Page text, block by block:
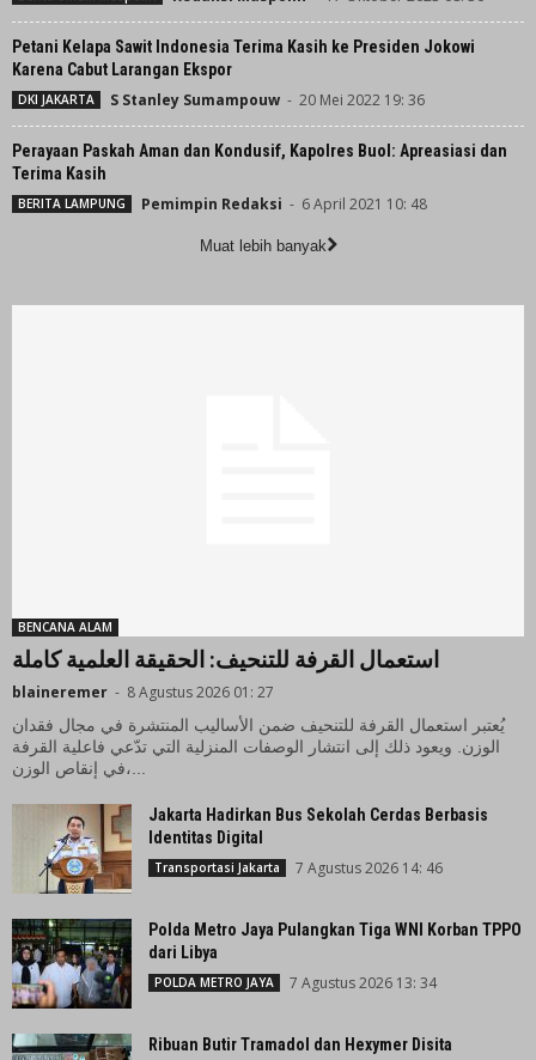
Petani Kelapa Sawit Indonesia Terima Kasih ke Presiden Jokowi
Karena Cabut Larangan Ekspor
DKI JAKARTA S Stanley Sumampouw - 20 Mei 2022 19: 36
Perayaan Paskah Aman dan Kondusif, Kapolres Buol: Apreasiasi dan
Terima Kasih
BERITA LAMPUNG Pemimpin Redaksi - 6 April 2021 10: 48
Muat lebih banyak
BENCANA ALAM
استعمال القرفة للتنحيف: الحقيقة العلمية كاملة
blaineremer - 8 Agustus 2026 01: 27
يُعتبر استعمال القرفة للتنحيف ضمن الأساليب المنتشرة في مجال فقدان
الوزن. ويعود ذلك إلى انتشار الوصفات المنزلية التي تدّعي فاعلية القرفة
في إنقاص الوزن،...
Jakarta Hadirkan Bus Sekolah Cerdas Berbasis
Identitas Digital
Transportasi Jakarta 7 Agustus 2026 14: 46
Polda Metro Jaya Pulangkan Tiga WNI Korban TPPO
dari Libya
POLDA METRO JAYA 7 Agustus 2026 13: 34
Ribuan Butir Tramadol dan Hexymer Disita